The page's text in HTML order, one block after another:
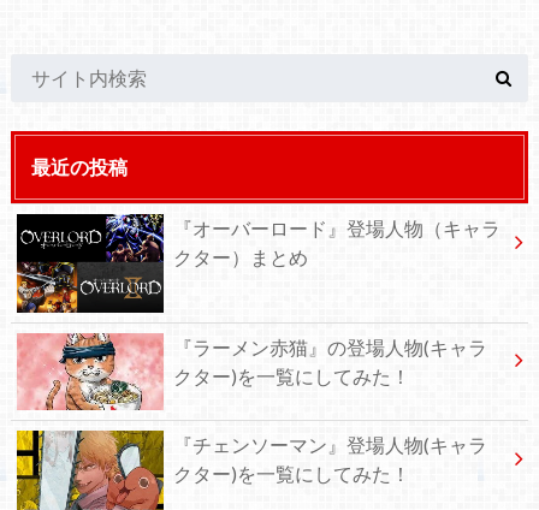
最近の投稿
『オーバーロード』登場人物（キャラ
クター）まとめ
『ラーメン赤猫』の登場人物(キャラ
クター)を一覧にしてみた！
『チェンソーマン』登場人物(キャラ
クター)を一覧にしてみた！